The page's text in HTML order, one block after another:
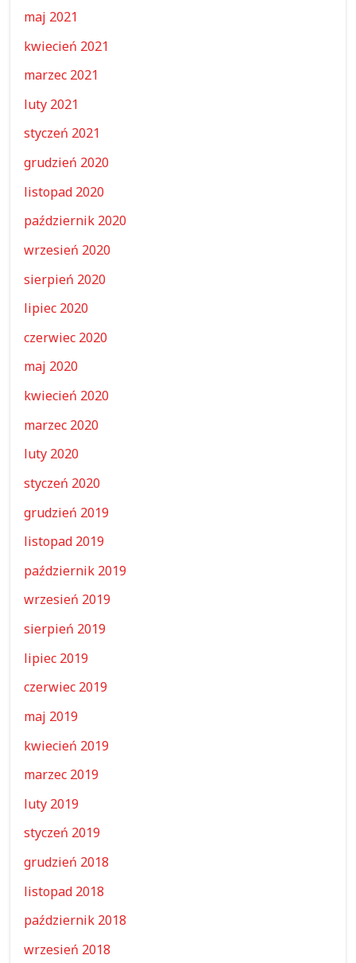
maj 2021
kwiecień 2021
marzec 2021
luty 2021
styczeń 2021
grudzień 2020
listopad 2020
październik 2020
wrzesień 2020
sierpień 2020
lipiec 2020
czerwiec 2020
maj 2020
kwiecień 2020
marzec 2020
luty 2020
styczeń 2020
grudzień 2019
listopad 2019
październik 2019
wrzesień 2019
sierpień 2019
lipiec 2019
czerwiec 2019
maj 2019
kwiecień 2019
marzec 2019
luty 2019
styczeń 2019
grudzień 2018
listopad 2018
październik 2018
wrzesień 2018